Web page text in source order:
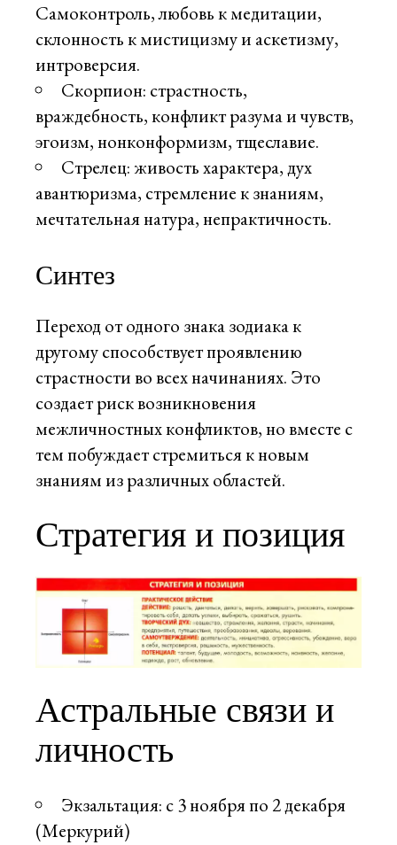
Самоконтроль, любовь к медитации,
склонность к мистицизму и аскетизму,
интроверсия.
Скорпион: страстность,
враждебность, конфликт разума и чувств,
эгоизм, нонконформизм, тщеславие.
Стрелец: живость характера, дух
авантюризма, стремление к знаниям,
мечтательная натура, непрактичность.
Синтез
Переход от одного знака зодиака к
другому способствует проявлению
страстности во всех начинаниях. Это
создает риск возникновения
межличностных конфликтов, но вместе с
тем побуждает стремиться к новым
знаниям из различных областей.
Стратегия и позиция
Астральные связи и
личность
Экзальтация: с 3 ноября по 2 декабря
(Меркурий)